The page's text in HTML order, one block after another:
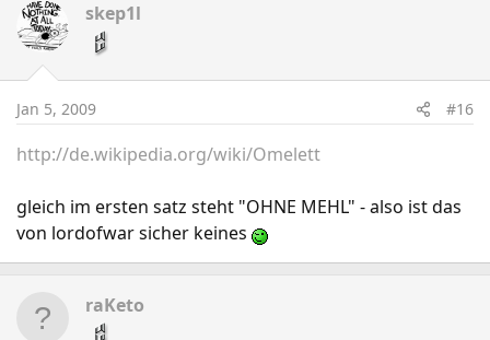
skep1l
Jan 5, 2009 #16
http://de.wikipedia.org/wiki/Omelett
gleich im ersten satz steht "OHNE MEHL" - also ist das
von lordofwar sicher keines
raKeto